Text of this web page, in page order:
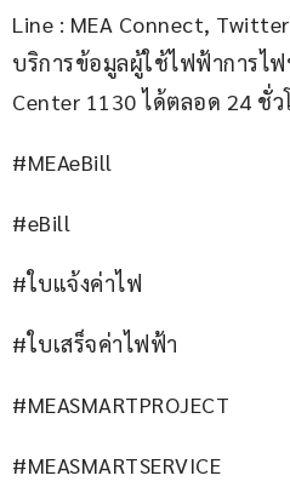
Line : MEA Connect,
บริการข้อมูลผู้ใช้ไฟฟ้าการไ
Center 1130 ได้ตลอด 24 ชั่ว
#MEAeBill
#eBill
#ใบแจ้งค่าไฟ
#ใบเสร็จค่าไฟฟ้า
#MEASMARTPROJECT
#MEASMARTSERVICE